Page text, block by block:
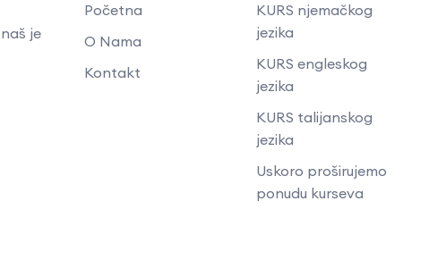
je
Početna
O Nama
Kontakt
KURS njemačkog
jezika
KURS engleskog
jezika
KURS talijanskog
jezika
Uskoro proširujemo
ponudu kurseva